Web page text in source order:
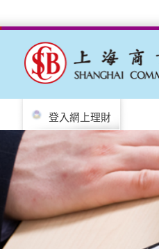
登入網上理財